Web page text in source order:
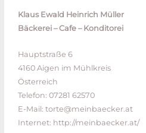
Klaus Ewald Heinrich Müller
Bäckerei – Cafe – Konditorei
Hauptstraße 6
4160 Aigen im Mühlkreis
Österreich
Telefon: 07281 62570
E-Mail: torte@meinbaecker.at
Internet: http://meinbaecker.at/